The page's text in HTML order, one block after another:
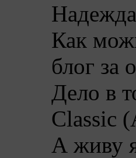
Как
блог за
Дело в
Classic
А живу